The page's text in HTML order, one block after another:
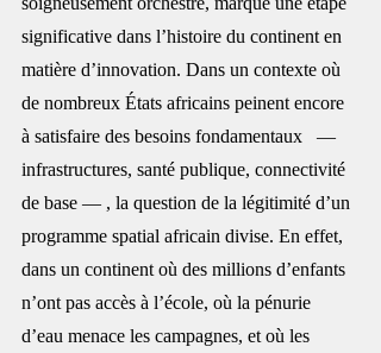
significative dans l’histoire du continent en
matière d’innovation. Dans un contexte où
de nombreux États africains peinent encore
à satisfaire des besoins fondamentaux   —
infrastructures, santé publique, connectivité
de base — , la question de la légitimité d’un
programme spatial africain divise. En effet,
dans un continent où des millions d’enfants
n’ont pas accès à l’école, où la pénurie
d’eau menace les campagnes, et où les